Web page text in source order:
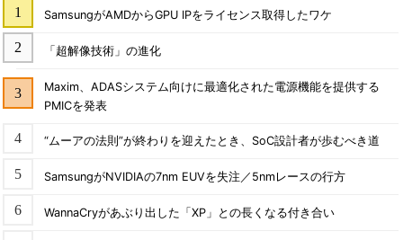
SamsungがAMDからGPU IPをライセンス取得したワケ
「超解像技術」の進化
Maxim、ADASシステム向けに最適化された電源機能を提供する
PMICを発表
“ムーアの法則”が終わりを迎えたとき、SoC設計者が歩むべき道
SamsungがNVIDIAの7nm EUVを失注／5nmレースの行方
WannaCryがあぶり出した「XP」との長くなる付き合い